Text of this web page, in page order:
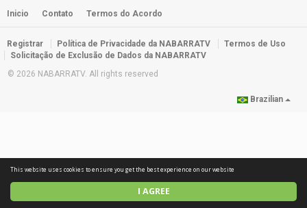
I AGREE
This website uses cookies to ensure you get the best experience on our website
Inicio Contato Termos do Acordo
Registrar Política de Privacidade da NABARRATV
Termos de Uso
Solicitação de Exclusão de Dados da NABARRATV
© 2026 NABARRATV. All rights reserved
Brazilian